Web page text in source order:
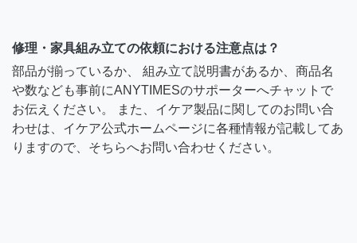
修理・家具組み立ての依頼における注意点は？
部品が揃っているか、 組み立て説明書があるか、商品名
や数なども事前にANYTIMESのサポーターへチャットで
お伝えください。 また、イケア製品に関してのお問い合
わせは、イケア公式ホームページに各種情報が記載してあ
りますので、そちらへお問い合わせください。